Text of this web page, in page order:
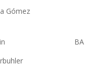
Gómez
Vicintin BA